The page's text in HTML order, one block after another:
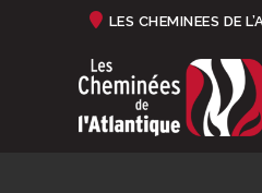
LES CHEMINEES